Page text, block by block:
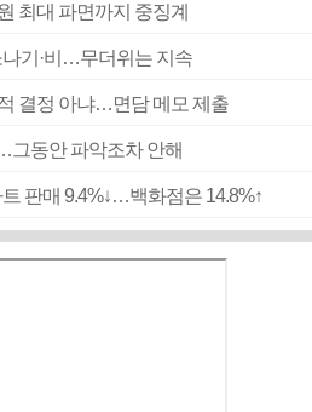
최대 파면까지 중징계
나기·비…무더위는 지속
결정 아냐…면담 메모 제출
그동안 파악조차 안해
판매 9.4%↓…백화점은 14.8%↑